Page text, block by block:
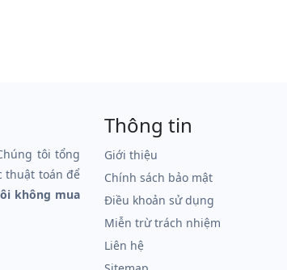
tôi tổng
thuật toán để
không mua
Thông tin
Giới thiệu
Chính sách bảo mật
Điều khoản sử dụng
Miễn trừ trách nhiệm
Liên hệ